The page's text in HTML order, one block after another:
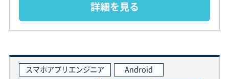
詳細を見る
スマホアプリエンジニア
Android